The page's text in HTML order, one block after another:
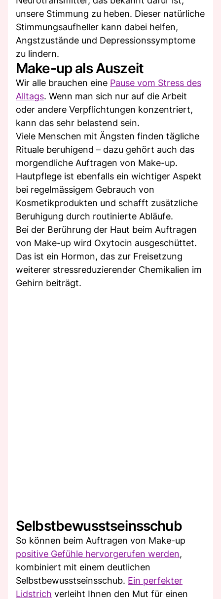
unsere Stimmung zu heben. Dieser natürliche
Stimmungsaufheller kann dabei helfen,
Angstzustände und Depressionssymptome
zu lindern.
Make-up als Auszeit
Wir alle brauchen eine Pause vom Stress des
Alltags. Wenn man sich nur auf die Arbeit
oder andere Verpflichtungen konzentriert,
kann das sehr belastend sein.
Viele Menschen mit Ängsten finden tägliche
Rituale beruhigend – dazu gehört auch das
morgendliche Auftragen von Make-up.
Hautpflege ist ebenfalls ein wichtiger Aspekt
bei regelmässigem Gebrauch von
Kosmetikprodukten und schafft zusätzliche
Beruhigung durch routinierte Abläufe.
Bei der Berührung der Haut beim Auftragen
von Make-up wird Oxytocin ausgeschüttet.
Das ist ein Hormon, das zur Freisetzung
weiterer stressreduzierender Chemikalien im
Gehirn beiträgt.
Selbstbewusstseinsschub
So können beim Auftragen von Make-up
positive Gefühle hervorgerufen werden,
kombiniert mit einem deutlichen
Selbstbewusstseinsschub. Ein perfekter
Lidstrich verleiht Ihnen den Mut für einen